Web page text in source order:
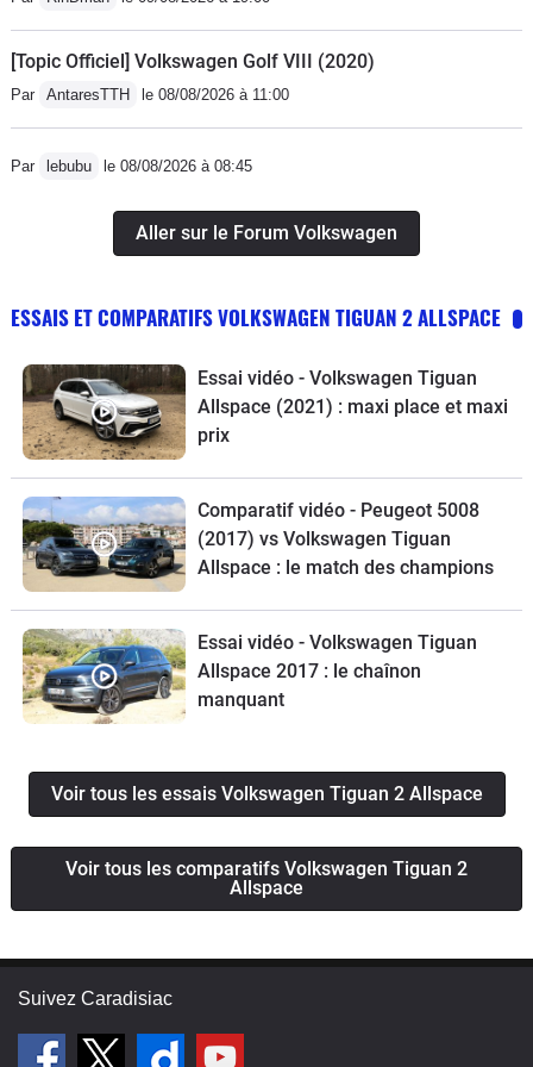
[Topic Officiel] Volkswagen Golf VIII (2020)
Par AntaresTTH le 08/08/2026 à 11:00
Par lebubu le 08/08/2026 à 08:45
Aller sur le Forum Volkswagen
ESSAIS ET COMPARATIFS VOLKSWAGEN TIGUAN 2 ALLSPACE
Essai vidéo - Volkswagen Tiguan
Allspace (2021) : maxi place et maxi
prix
Comparatif vidéo - Peugeot 5008
(2017) vs Volkswagen Tiguan
Allspace : le match des champions
Essai vidéo - Volkswagen Tiguan
Allspace 2017 : le chaînon
manquant
Voir tous les essais Volkswagen Tiguan 2 Allspace
Voir tous les comparatifs Volkswagen Tiguan 2
Allspace
Suivez Caradisiac